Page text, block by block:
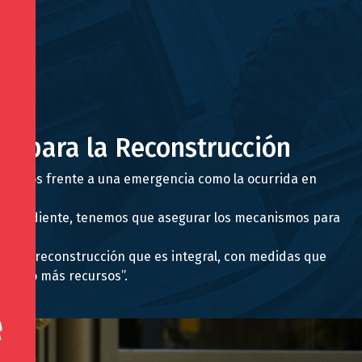
para la Reconstrucción
frente a una emergencia como la ocurrida en
tenemos que asegurar los mecanismos para
de reconstrucción que es integral, con medidas que
ello más recursos”.